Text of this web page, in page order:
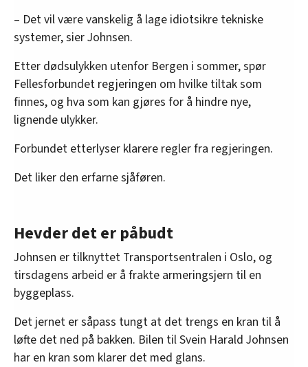
– Det vil være vanskelig å lage idiotsikre tekniske
systemer, sier Johnsen.
Etter dødsulykken utenfor Bergen i sommer, spør
Fellesforbundet regjeringen om hvilke tiltak som
finnes, og hva som kan gjøres for å hindre nye,
lignende ulykker.
Forbundet etterlyser klarere regler fra regjeringen.
Det liker den erfarne sjåføren.
Hevder det er påbudt
Johnsen er tilknyttet Transportsentralen i Oslo, og
tirsdagens arbeid er å frakte armeringsjern til en
byggeplass.
Det jernet er såpass tungt at det trengs en kran til å
løfte det ned på bakken. Bilen til Svein Harald Johnsen
har en kran som klarer det med glans.